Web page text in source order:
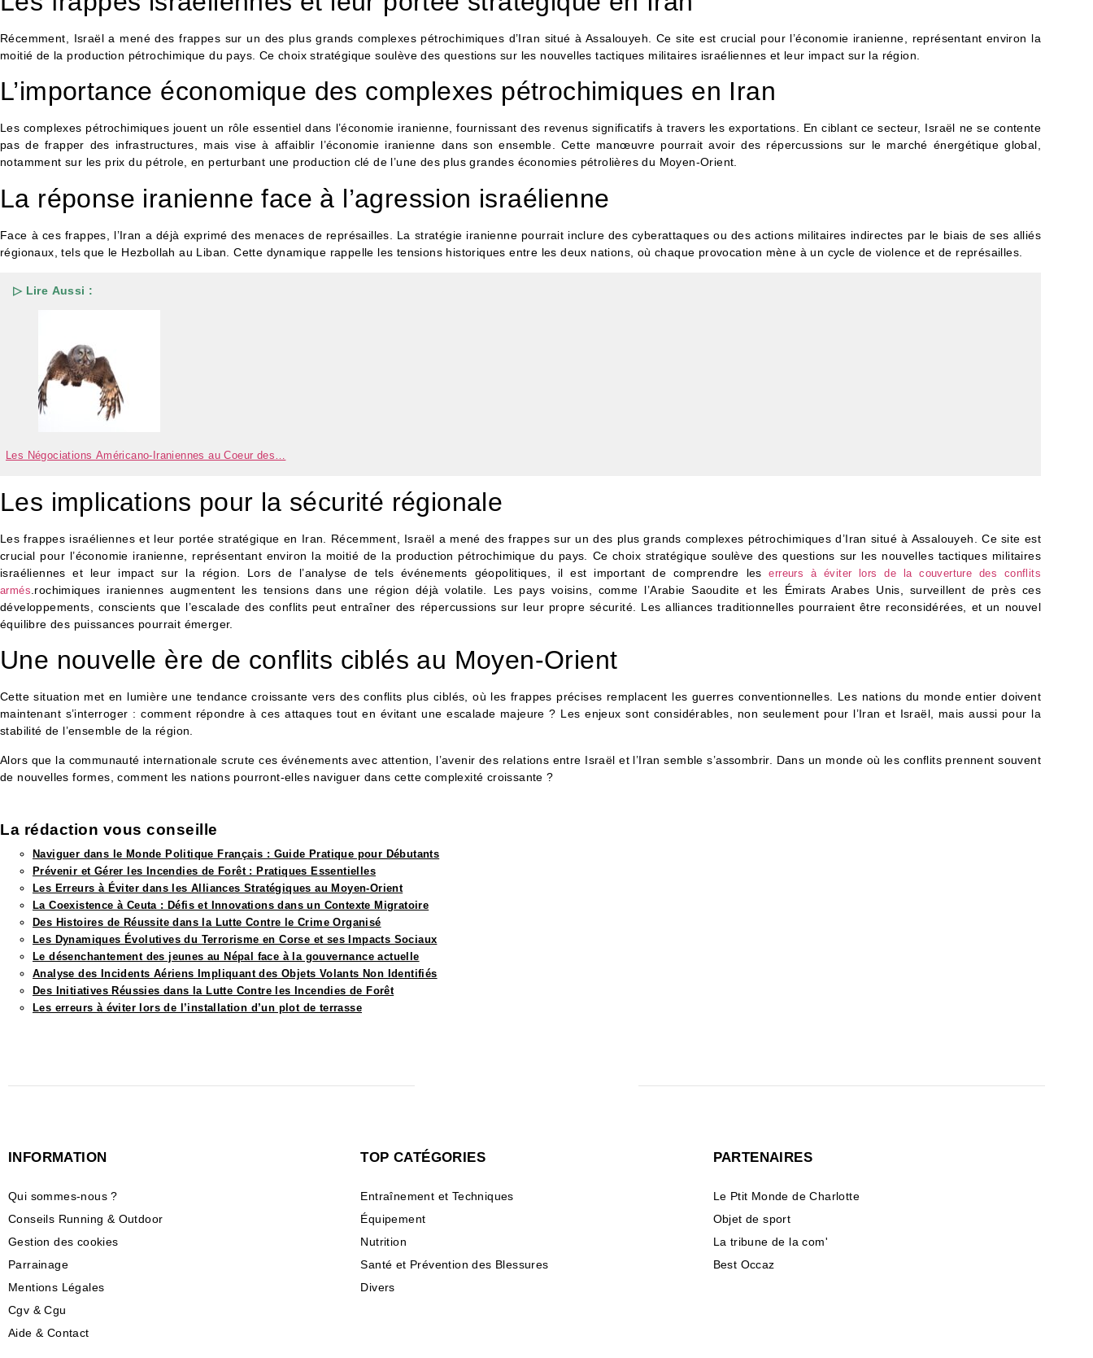
Récemment, Israël a mené des frappes sur un des plus grands complexes pétrochimiques d’Iran situé à Assalouyeh. Ce site est crucial pour l’économie iranienne, représentant environ la
moitié de la production pétrochimique du pays. Ce choix stratégique soulève des questions sur les nouvelles tactiques militaires israéliennes et leur impact sur la région.
L’importance économique des complexes pétrochimiques en Iran
Les complexes pétrochimiques jouent un rôle essentiel dans l’économie iranienne, fournissant des revenus significatifs à travers les exportations. En ciblant ce secteur, Israël ne se contente
pas de frapper des infrastructures, mais vise à affaiblir l’économie iranienne dans son ensemble. Cette manœuvre pourrait avoir des répercussions sur le marché énergétique global,
notamment sur les prix du pétrole, en perturbant une production clé de l’une des plus grandes économies pétrolières du Moyen-Orient.
La réponse iranienne face à l’agression israélienne
Face à ces frappes, l’Iran a déjà exprimé des menaces de représailles. La stratégie iranienne pourrait inclure des cyberattaques ou des actions militaires indirectes par le biais de ses alliés
régionaux, tels que le Hezbollah au Liban. Cette dynamique rappelle les tensions historiques entre les deux nations, où chaque provocation mène à un cycle de violence et de représailles.
▷ Lire Aussi :
Les Négociations Américano-Iraniennes au Coeur des…
Les implications pour la sécurité régionale
Les frappes israéliennes et leur portée stratégique en Iran. Récemment, Israël a mené des frappes sur un des plus grands complexes pétrochimiques d’Iran situé à Assalouyeh. Ce site est
crucial pour l’économie iranienne, représentant environ la moitié de la production pétrochimique du pays. Ce choix stratégique soulève des questions sur les nouvelles tactiques militaires
israéliennes et leur impact sur la région. Lors de l’analyse de tels événements géopolitiques, il est important de comprendre leserreurs à éviter lors de la couverture des conflits
armés .rochimiques iraniennes augmentent les tensions dans une région déjà volatile. Les pays voisins, comme l’Arabie Saoudite et les Émirats Arabes Unis, surveillent de près ces
développements, conscients que l’escalade des conflits peut entraîner des répercussions sur leur propre sécurité. Les alliances traditionnelles pourraient être reconsidérées, et un nouvel
équilibre des puissances pourrait émerger.
Une nouvelle ère de conflits ciblés au Moyen-Orient
Cette situation met en lumière une tendance croissante vers des conflits plus ciblés, où les frappes précises remplacent les guerres conventionnelles. Les nations du monde entier doivent
maintenant s’interroger : comment répondre à ces attaques tout en évitant une escalade majeure ? Les enjeux sont considérables, non seulement pour l’Iran et Israël, mais aussi pour la
stabilité de l’ensemble de la région.
Alors que la communauté internationale scrute ces événements avec attention, l’avenir des relations entre Israël et l’Iran semble s’assombrir. Dans un monde où les conflits prennent souvent
de nouvelles formes, comment les nations pourront-elles naviguer dans cette complexité croissante ?
La rédaction vous conseille​
Naviguer dans le Monde Politique Français : Guide Pratique pour Débutants
Prévenir et Gérer les Incendies de Forêt : Pratiques Essentielles
Les Erreurs à Éviter dans les Alliances Stratégiques au Moyen-Orient
La Coexistence à Ceuta : Défis et Innovations dans un Contexte Migratoire
Des Histoires de Réussite dans la Lutte Contre le Crime Organisé
Les Dynamiques Évolutives du Terrorisme en Corse et ses Impacts Sociaux
Le désenchantement des jeunes au Népal face à la gouvernance actuelle
Analyse des Incidents Aériens Impliquant des Objets Volants Non Identifiés
Des Initiatives Réussies dans la Lutte Contre les Incendies de Forêt
Les erreurs à éviter lors de l’installation d’un plot de terrasse
INFORMATION
Qui sommes-nous ?
Conseils Running & Outdoor
Gestion des cookies
Parrainage
Mentions Légales
Cgv & Cgu
Aide & Contact
TOP CATÉGORIES
Entraînement et Techniques
Équipement
Nutrition
Santé et Prévention des Blessures
Divers
PARTENAIRES
Le Ptit Monde de Charlotte
Objet de sport
La tribune de la com'
Best Occaz